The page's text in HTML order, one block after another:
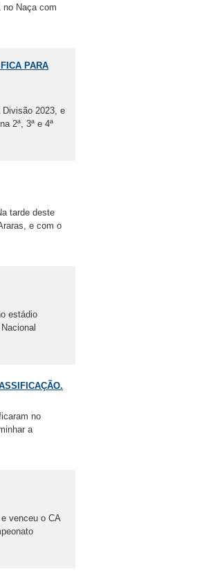
Naça com
PARA
Divisão 2023, e
2ª, 3ª e 4ª
tarde deste
e com o
estádio
no
a
venceu o CA